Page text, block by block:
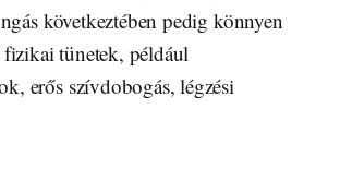
következtében pedig könnyen
tünetek, például
erős szívdobogás, légzési